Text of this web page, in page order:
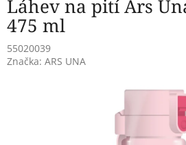
Láhev na pití Ars
475 ml
55020039
Značka: ARS UNA